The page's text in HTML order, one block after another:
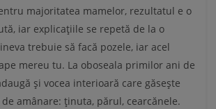
majoritatea mamelor, rezultatul e o
iar explicațiile se repetă de la o
trebuie să facă pozele, iar acel
mereu tu. La oboseala primilor ani de
și vocea interioară care găsește
amânare: ținuta, părul, cearcănele.